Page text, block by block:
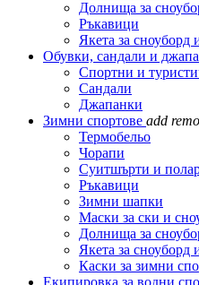
Долнища за
Ръкавици
Якета за сноуборд
Обувки, сандали и
Спортни и
Сандали
Джапанки
Зимни спортове add
Термобельо
Чорапи
Суитшърти и
Ръкавици
Зимни шапки
Маски за ски и
Долнища за
Якета за сноуборд
Каски за зимни